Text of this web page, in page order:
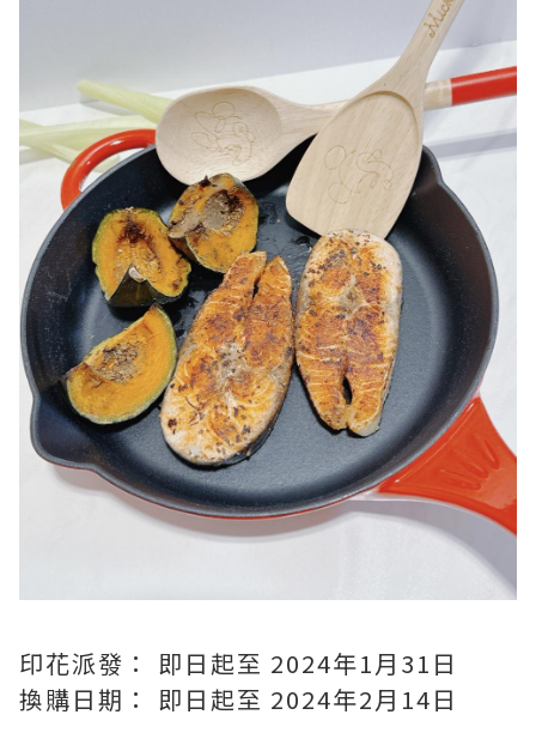
印花派發： 即日起至 2024年1月31日
換購日期： 即日起至 2024年2月14日